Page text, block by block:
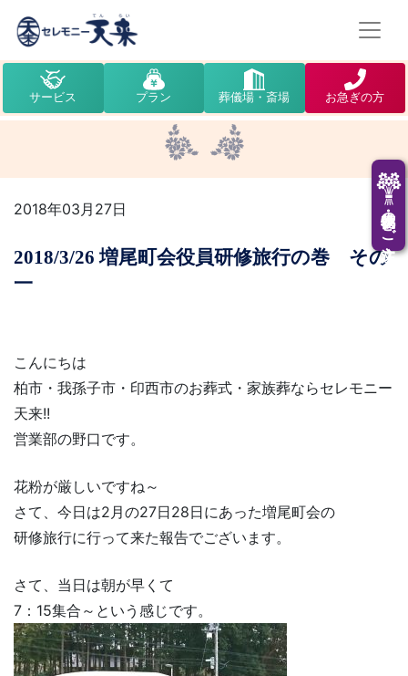
供花・供物のご注文
サービス プラン 葬儀場・斎場 お急ぎの方
2018年03月27日
2018/3/26 増尾町会役員研修旅行の巻 その
一
こんにちは
柏市・我孫子市・印西市のお葬式・家族葬ならセレモニー
天来!!
営業部の野口です。
花粉が厳しいですね～
さて、今日は2月の27日28日にあった増尾町会の
研修旅行に行って来た報告でございます。
さて、当日は朝が早くて
7：15集合～という感じです。